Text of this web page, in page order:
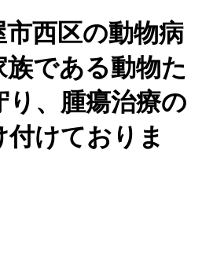
西区の動物病
族である動物た
り、腫瘍治療の
付けておりま